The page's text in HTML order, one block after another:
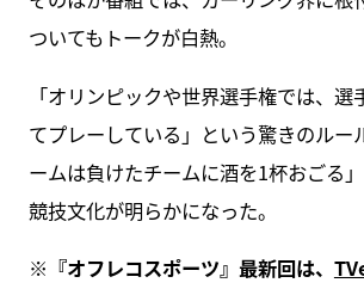
ついてもトークが白熱。
「オリンピックや世界選手権では、
てプレーしている」という驚きのルー
ームは負けたチームに酒を1杯おごる
競技文化が明らかになった。
※ 『オフレコスポーツ』最新回は、